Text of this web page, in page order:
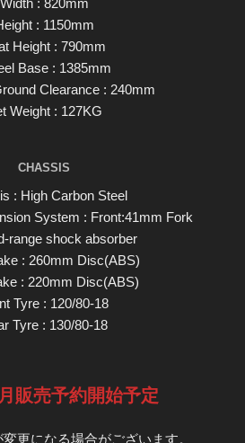
Width : 820mm
: 1150mm
Height : 790mm
Base : 1385mm
Clearance : 240mm
Weight : 127KG
CHASSIS
: High Carbon Steel
System : Front:41mm Fork
range shock absorber
: 260mm Disc(ABS)
: 220mm Disc(ABS)
Tyre : 120/80-18
Tyre : 130/80-18
販売予約開始予定
更になる場合がございます。